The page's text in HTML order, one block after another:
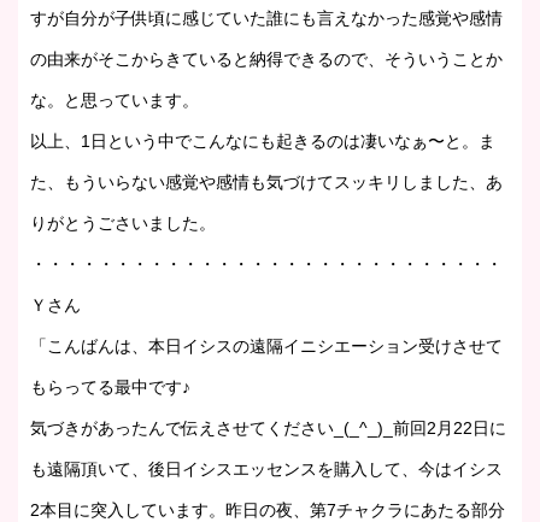
すが自分が子供頃に感じていた誰にも言えなかった感覚や感情
の由来がそこからきていると納得できるので、そういうことか
な。と思っています。
以上、1日という中でこんなにも起きるのは凄いなぁ〜と。ま
た、もういらない感覚や感情も気づけてスッキリしました、あ
りがとうごさいました。
・・・・・・・・・・・・・・・・・・・・・・・・・・・・・
Ｙさん
「こんばんは、本日イシスの遠隔イニシエーション受けさせて
もらってる最中です♪
気づきがあったんで伝えさせてください_(_^_)_前回2月22日に
も遠隔頂いて、後日イシスエッセンスを購入して、今はイシス
2本目に突入しています。昨日の夜、第7チャクラにあたる部分